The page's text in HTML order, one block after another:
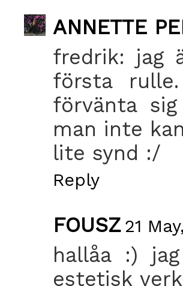
ANNETTE
fredrik: jag
första
förvänta
man inte
lite synd :/
Reply
FOUSZ 21
hallåa :)
estetisk